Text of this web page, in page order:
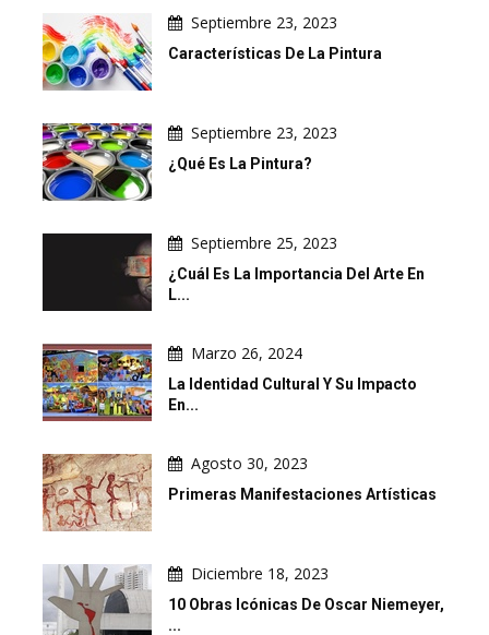
Septiembre 23, 2023
Características De La Pintura
Septiembre 23, 2023
¿Qué Es La Pintura?
Septiembre 25, 2023
¿Cuál Es La Importancia Del Arte En
L...
Marzo 26, 2024
La Identidad Cultural Y Su Impacto
En...
Agosto 30, 2023
Primeras Manifestaciones Artísticas
Diciembre 18, 2023
10 Obras Icónicas De Oscar Niemeyer,
...